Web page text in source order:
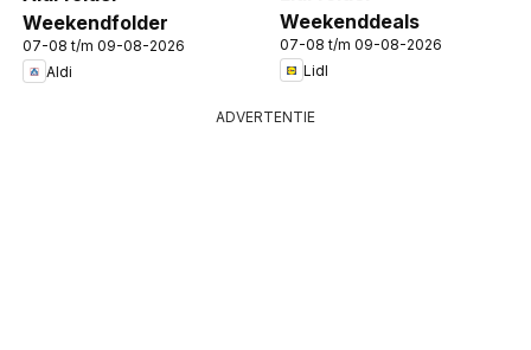
Weekendfolder
07-08 t/m 09-08-2026
Aldi
Weekenddeals
07-08 t/m 09-08-2026
Lidl
ADVERTENTIE